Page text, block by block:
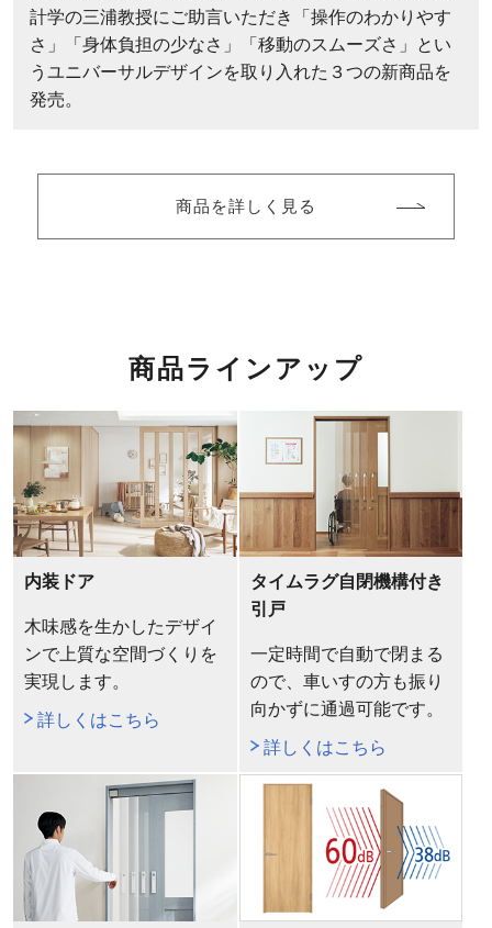
計学の三浦教授にご助言いただき「操作のわかりやす
さ」「身体負担の少なさ」「移動のスムーズさ」とい
うユニバーサルデザインを取り入れた３つの新商品を
発売。
商品を詳しく見る
商品ラインアップ
内装ドア
木味感を生かしたデザイ
ンで上質な空間づくりを
実現します。
詳しくはこちら
タイムラグ自閉機構付き
引戸
一定時間で自動で閉まる
ので、車いすの方も振り
向かずに通過可能です。
詳しくはこちら